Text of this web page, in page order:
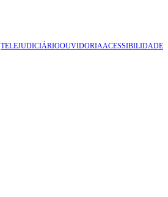
TELEJUDICIÁRIOOUVIDORIAACESSIBILIDADE